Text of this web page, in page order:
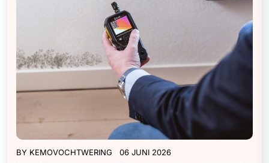
BY KEMOVOCHTWERING 06 JUNI 2026